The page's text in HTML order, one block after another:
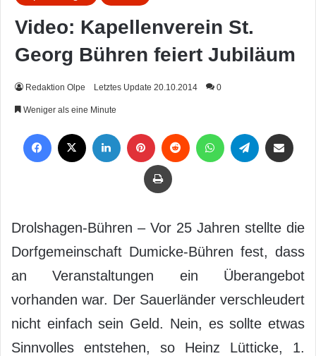
Video: Kapellenverein St.
Georg Bühren feiert Jubiläum
Redaktion Olpe Letztes Update 20.10.2014 0
Weniger als eine Minute
Drucken
Drolshagen-Bühren – Vor 25 Jahren stellte die
Dorfgemeinschaft Dumicke-Bühren fest, dass
an Veranstaltungen ein Überangebot
vorhanden war. Der Sauerländer verschleudert
nicht einfach sein Geld. Nein, es sollte etwas
Sinnvolles entstehen, so Heinz Lütticke, 1.